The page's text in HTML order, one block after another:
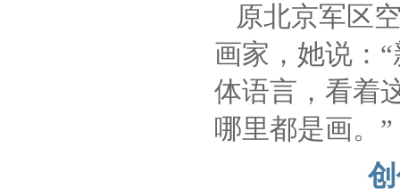
原北京军区
画家，她说：
体语言，看着
哪里都是画。”